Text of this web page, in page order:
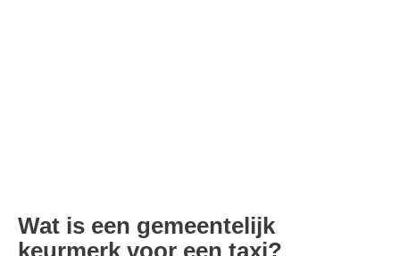
Wat is een gemeentelijk
keurmerk voor een taxi?